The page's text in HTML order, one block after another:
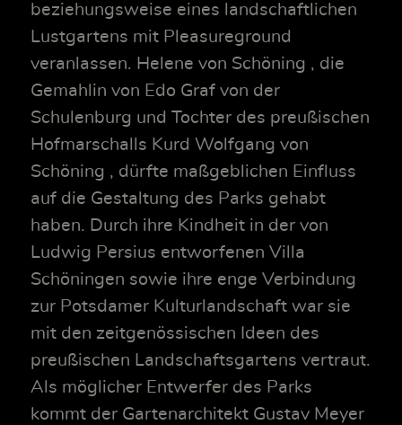
beziehungsweise eines landschaftlichen
Lustgartens mit Pleasureground
veranlassen. Helene von Schöning , die
Gemahlin von Edo Graf von der
Schulenburg und Tochter des preußischen
Hofmarschalls Kurd Wolfgang von
Schöning , dürfte maßgeblichen Einfluss
auf die Gestaltung des Parks gehabt
haben. Durch ihre Kindheit in der von
Ludwig Persius entworfenen Villa
Schöningen sowie ihre enge Verbindung
zur Potsdamer Kulturlandschaft war sie
mit den zeitgenössischen Ideen des
preußischen Landschaftsgartens vertraut.
Als möglicher Entwerfer des Parks
kommt der Gartenarchitekt Gustav Meyer